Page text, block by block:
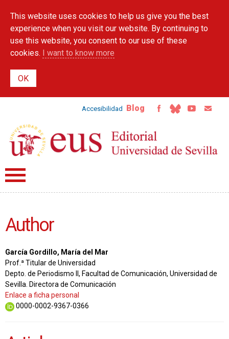
main
content
This website uses cookies to help us give you the best
experience when you visit our website. By continuing to
use this website, you consent to our use of these
cookies. I want to know more
Accesibilidad Blog
Author
García Gordillo, María del Mar
Prof.ª Titular de Universidad
Depto. de Periodismo II, Facultad de Comunicación, Universidad de
Sevilla. Directora de Comunicación
Enlace a ficha personal
0000-0002-9367-0366